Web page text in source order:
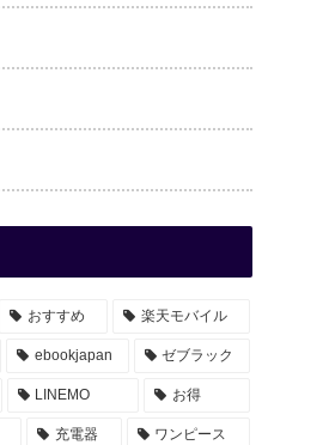
おすすめ 楽天モバイル
ebookjapan ゼブラック
LINEMO お得
充電器 ワンピース